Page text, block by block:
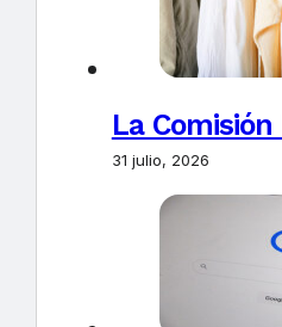
La
31 julio, 2026